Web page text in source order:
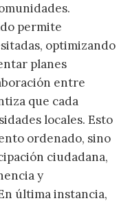
permite
optimizando
planes
entre
que cada
locales. Esto
ordenado, sino
ciudadana,
y
última instancia,